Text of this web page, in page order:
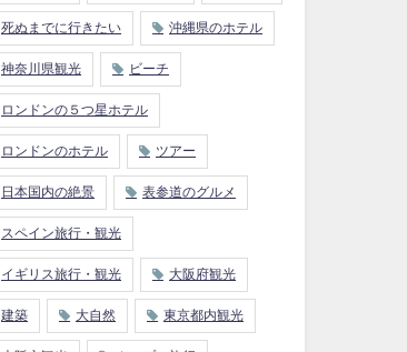
死ぬまでに行きたい 沖縄県のホテル
神奈川県観光 ビーチ
ロンドンの５つ星ホテル
ロンドンのホテル ツアー
日本国内の絶景 表参道のグルメ
スペイン旅行・観光
イギリス旅行・観光 大阪府観光
建築 大自然 東京都内観光